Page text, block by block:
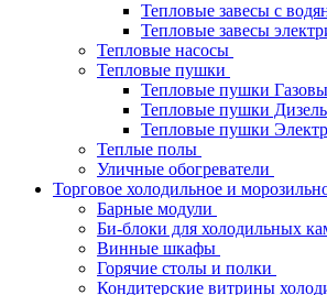
Тепловые завесы с
Тепловые завесы
Тепловые насосы
Тепловые пушки
Тепловые пушки
Тепловые пушки
Тепловые пушки
Теплые полы
Уличные обогреватели
Торговое холодильное и
Барные модули
Би-блоки для холодильных
Винные шкафы
Горячие столы и полки
Кондитерские витрины